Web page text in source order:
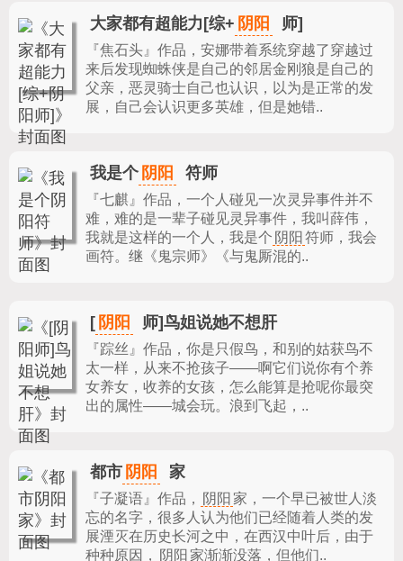
大家都有超能力[综+ 阴阳 师]
『焦石头』作品， 安娜带着系统穿越了穿越过
来后发现蜘蛛侠是自己的邻居金刚狼是自己的
父亲，恶灵骑士自己也认识，以为是正常的发
展，自己会认识更多英雄，但是她错..
我是个 阴阳 符师
『七麒』作品， 一个人碰见一次灵异事件并不
难，难的是一辈子碰见灵异事件，我叫薛伟，
我就是这样的一个人，我是个 阴阳 符师，我会
画符。继《鬼宗师》《与鬼厮混的..
[ 阴阳 师]鸟姐说她不想肝
『踪丝』作品， 你是只假鸟，和别的姑获鸟不
太一样，从来不抢孩子——啊它们说你有个养
女养女，收养的女孩，怎么能算是抢呢你最突
出的属性——城会玩。浪到飞起，..
都市 阴阳 家
『子凝语』作品， 阴阳 家，一个早已被世人淡
忘的名字，很多人认为他们已经随着人类的发
展湮灭在历史长河之中，在西汉中叶后，由于
种种原因，
阴阳 家渐渐没落，但他们..